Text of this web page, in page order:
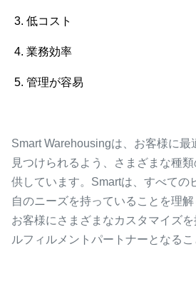
3. 低コスト
4. 業務効率
5. 管理が容易
Smart Warehousingは、お客様に最
見つけられるよう、さまざまな種
供しています。Smartは、すべての
自のニーズを持っていることを理解
お客様にさまざまなカスタマイズ
ルフィルメントパートナーとなるこ